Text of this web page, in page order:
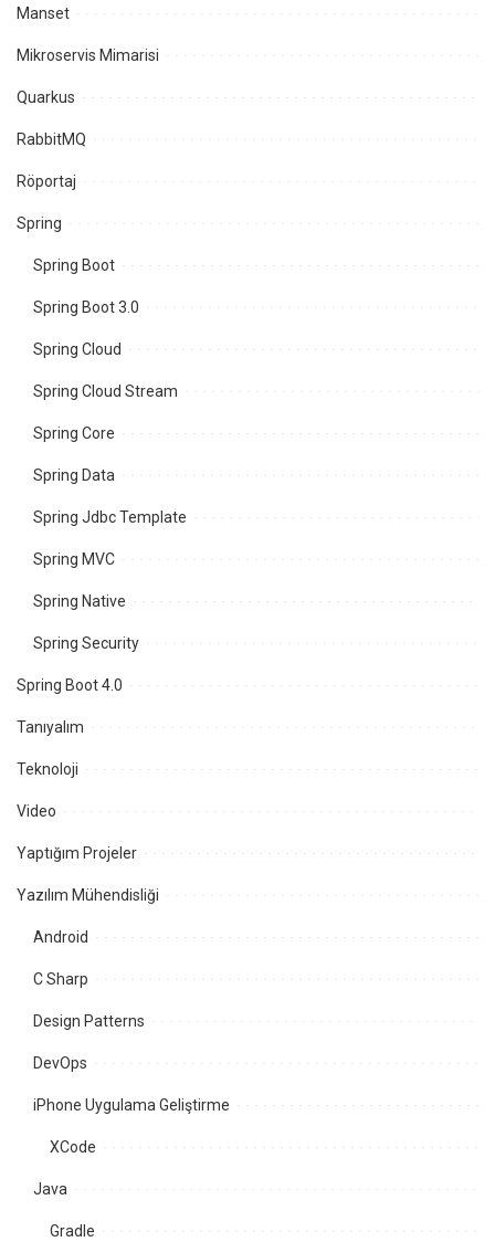
Manset
Mikroservis Mimarisi
Quarkus
RabbitMQ
Röportaj
Spring
Spring Boot
Spring Boot 3.0
Spring Cloud
Spring Cloud Stream
Spring Core
Spring Data
Spring Jdbc Template
Spring MVC
Spring Native
Spring Security
Spring Boot 4.0
Tanıyalım
Teknoloji
Video
Yaptığım Projeler
Yazılım Mühendisliği
Android
C Sharp
Design Patterns
DevOps
iPhone Uygulama Geliştirme
XCode
Java
Gradle